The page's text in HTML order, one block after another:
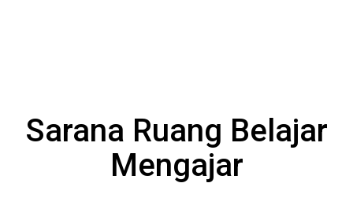
Sarana Ruang Belajar
Mengajar